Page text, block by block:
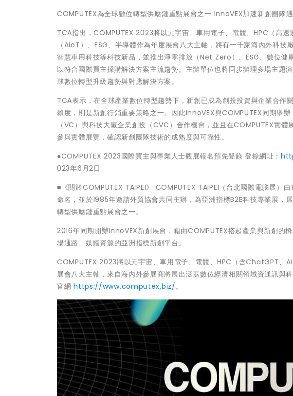
COMPUTEX為全球數位轉型供應鏈重點展會之一 InnoVEX加速新創團隊
TCA指出，COMPUTEX 2023將以元宇宙、車用電子、電競、HPC（高
（AIoT）、ESG、半導體作為年度展會八大主軸，將有一千家海內外科技
智慧車用科技等科技新品，並推出淨零排放（Net Zero）、ESG、數位健
以符合國際買主採購解決方案主流趨勢。主辦單位也將同步辦理多場主題
球數位轉型升級趨勢與對應解決方案。
TCA表示，在全球產業數位轉型趨勢下，新創已成為創投投資與企業合作
賴度，則是新創行銷重要策略之一。因此InnoVEX與COMPUTEX同期舉
（VC）與科技大廠企業創投（CVC）合作機會，並且在COMPUTEX實
參與實體展覽，確認新創團隊技術的成熟度與可靠性。
●COMPUTEX 2023國際買主與專業人士觀展報名預先登錄 登錄網址：
023年6月2日
■《關於COMPUTEX TAIPEI》 COMPUTEX TAIPEI（台北國際電腦展）
命名，並於1985年邀請外貿協會共同主辦，為亞洲指標B2B科技專業展，
轉型供應鏈重點展會之一。
2016年同期開辦InnoVEX新創展會，藉由COMPUTEX搭起產業與新創的
場通路、媒體資源的亞洲指標新創平台。
COMPUTEX 2023將以元宇宙、車用電子、電競、HPC（含ChatGPT、
展會八大主軸，來自海內外參展商將展出涵蓋數位經濟相關領域資通訊與
官網https://www.computex.biz/。